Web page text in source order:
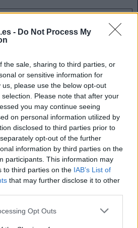
- Do Not Process My
the sale, sharing to third parties, or
or sensitive information for
please use the below opt-out
Please note that after your
you may continue seeing
on personal information utilized by
disclosed to third parties prior to
opt-out of the further
information by third parties on the
participants. This information may
to third parties on the IAB’s List of
that may further disclose it to other
app uses one or more Google
Opt Outs
estar sancionados, entre ellos
Maffeo y Aramburu. ¿Quiénes les
reemplazarán en sus respectivos
equipos?
para el importante partido contra
González no podrá contar con
y Dolan y confió en tener disponible
sufrió molestias musculares en el